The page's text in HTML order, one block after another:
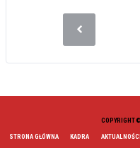
COPYRIGHT
STRONA GŁÓWNA KADRA AKTUALNOŚCI